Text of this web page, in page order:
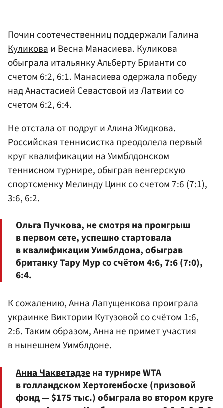
Почин соотечественниц поддержали Галина
Куликоваи Весна Манасиева. Куликова
обыграла итальянку Альберту Брианти со
счетом 6:2, 6:1. Манасиева одержала победу
над Анастасией Севастовой из Латвии со
счетом 6:2, 6:4.
Не отстала от подруг иАлина Жидкова.
Российская теннисистка преодолела первый
круг квалификации на Уимблдонском
теннисном турнире, обыграв венгерскую
спортсменкуМелинду Цинксо счетом 7:6 (7:1),
3:6, 6:2.
Ольга Пучкова, не смотря на проигрыш
в первом сете, успешно стартовала
в квалификации Уимблдона, обыграв
британку Тару Мур со счётом 4:6, 7:6 (7:0),
6:4.
К сожалению,Анна Лапущенковапроиграла
украинкеВиктории Кутузовойсо счётом 1:6,
2:6. Таким образом, Анна не примет участия
в нынешнем Уимблдоне.
Анна Чакветадзена турнире WTA
в голландском Хертогенбосхе (призовой
фонд — $175 тыc.) обыграла во втором круге